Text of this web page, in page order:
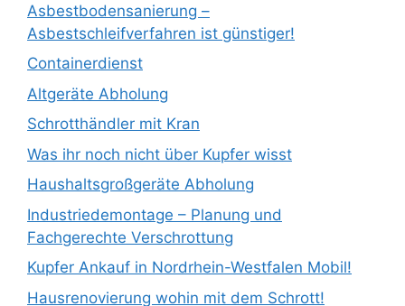
Asbestbodensanierung –
Asbestschleifverfahren ist günstiger!
Containerdienst
Altgeräte Abholung
Schrotthändler mit Kran
Was ihr noch nicht über Kupfer wisst
Haushaltsgroßgeräte Abholung
Industriedemontage – Planung und
Fachgerechte Verschrottung
Kupfer Ankauf in Nordrhein-Westfalen Mobil!
Hausrenovierung wohin mit dem Schrott!